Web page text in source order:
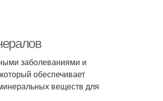
заболеваниями и
обеспечивает
веществ для